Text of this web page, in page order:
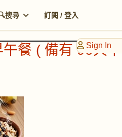
搜尋 訂閱 / 登入
Sign In
午餐 ( 備有 90天早